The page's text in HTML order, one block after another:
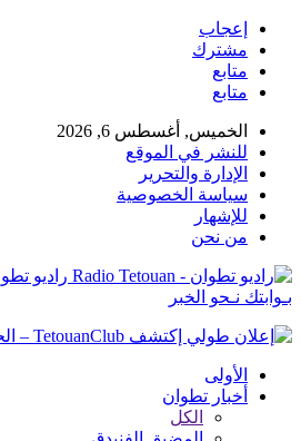
إعجاب
مشترك
متابع
متابع
الخميس, أغسطس 6, 2026
للنشر في الموقع
الإدارة والتحرير
سياسة الخصوصية
للإشهار
من نحن
بـوابتك نـحو الخبر
الأولى
أخبار تطوان
الكل